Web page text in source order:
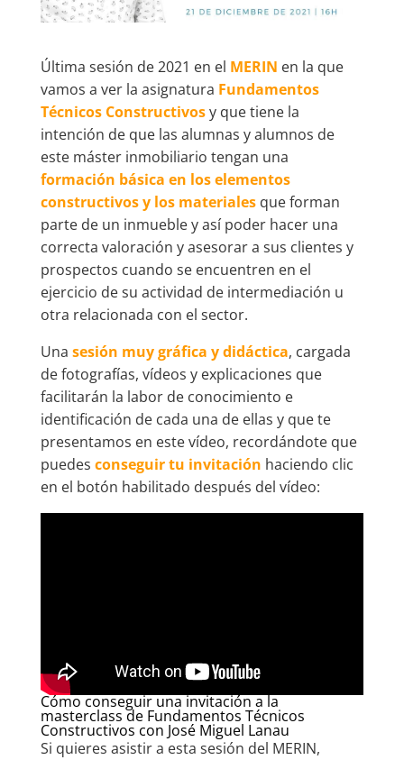
Última sesión de 2021 en el MERIN en la que
vamos a ver la asignatura Fundamentos
Técnicos Constructivosy que tiene la
intención de que las alumnas y alumnos de
este máster inmobiliario tengan una
formación básica en los elementos
constructivos y los materialesque forman
parte de un inmueble y así poder hacer una
correcta valoración y asesorar a sus clientes y
prospectos cuando se encuentren en el
ejercicio de su actividad de intermediación u
otra relacionada con el sector.
Una sesión muy gráfica y didáctica, cargada
de fotografías, vídeos y explicaciones que
facilitarán la labor de conocimiento e
identificación de cada una de ellas y que te
presentamos en este vídeo, recordándote que
puedes conseguir tu invitación haciendo clic
en el botón habilitado después del vídeo:
Cómo conseguir una invitación a la
masterclass de Fundamentos Técnicos
Constructivos con José Miguel Lanau
Si quieres asistir a esta sesión del MERIN,